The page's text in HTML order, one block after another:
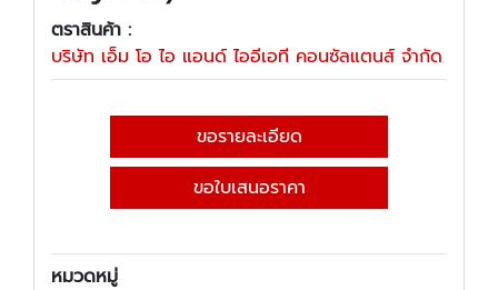
ตราสินค้า :
บริษัท เอ็ม โอ ไอ แอนด์ ไออีเอที คอนซัลแตนส์ จำกัด
ขอรายละเอียด
ขอใบเสนอราคา
หมวดหมู่